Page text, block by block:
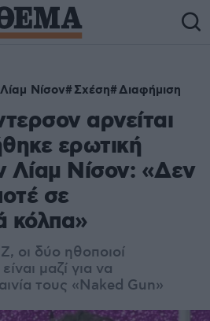
Λίαμ Νίσον Σχέση Διαφήμιση
αρνείται
ερωτική
Λίαμ Νίσον: «Δεν
σε
κόλπα»
οι δύο ηθοποιοί
μαζί για να
τους «Naked Gun»